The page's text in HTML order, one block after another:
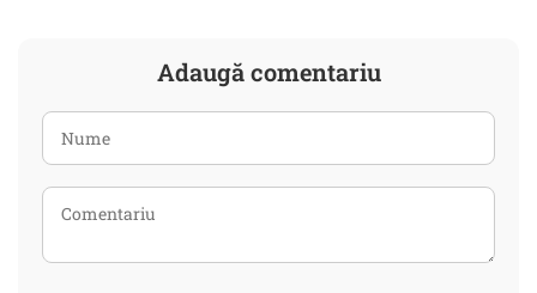
Adaugă comentariu